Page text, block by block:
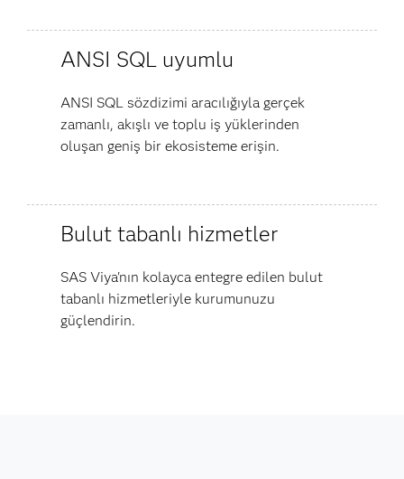
ANSI SQL uyumlu
ANSI SQL sözdizimi aracılığıyla gerçek
zamanlı, akışlı ve toplu iş yüklerinden
oluşan geniş bir ekosisteme erişin.
Bulut tabanlı hizmetler
SAS Viya'nın kolayca entegre edilen bulut
tabanlı hizmetleriyle kurumunuzu
güçlendirin.